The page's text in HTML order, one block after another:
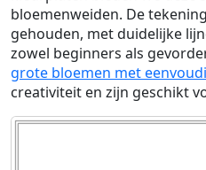
bloemenweiden. De
gehouden, met duidelijke
zowel beginners als
grote bloemen met
creativiteit en zijn geschikt